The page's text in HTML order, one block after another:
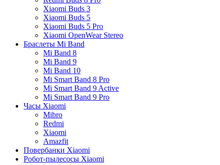
Xiaomi Buds 3
Xiaomi Buds 5
Xiaomi Buds 5 Pro
Xiaomi OpenWear Stereo
Браслеты Mi Band
Mi Band 8
Mi Band 9
Mi Band 10
Mi Smart Band 8 Pro
Mi Smart Band 9 Active
Mi Smart Band 9 Pro
Часы Xiaomi
Mibro
Redmi
Xiaomi
Amazfit
Повербанки Xiaomi
Робот-пылесосы Xiaomi